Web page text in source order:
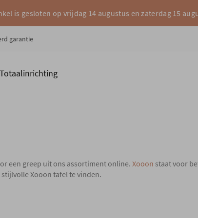
is gesloten op vrijdag 14 augustus en zaterdag 15
garantie
Totaalinrichting
Merken
een greep uit ons assortiment online. Xooon staat voor
Xooon tafel te vinden.